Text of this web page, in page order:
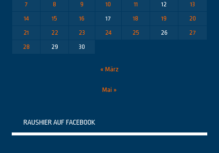
7
8 9 10 11 12
13
14
15 16 17 18 19
20
21
22 23 24 25 26
27
28
29 30
« März
Mai »
RAUSHIER AUF FACEBOOK